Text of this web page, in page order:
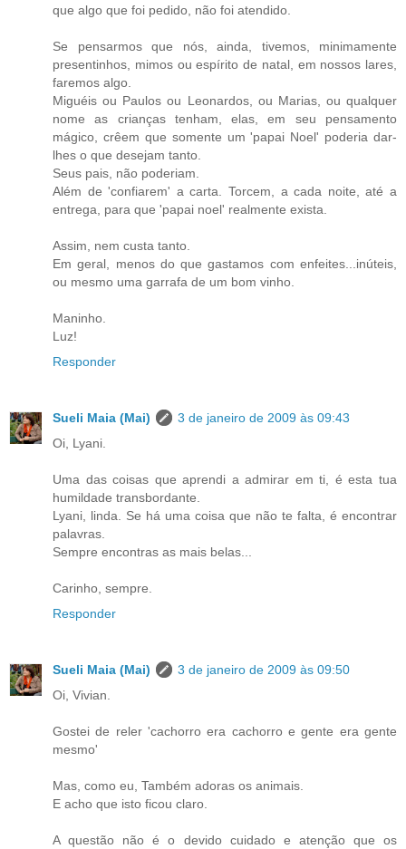
que algo que foi pedido, não foi atendido.
Se pensarmos que nós, ainda, tivemos, minimamente
presentinhos, mimos ou espírito de natal, em nossos lares,
faremos algo.
Miguéis ou Paulos ou Leonardos, ou Marias, ou qualquer
nome as crianças tenham, elas, em seu pensamento
mágico, crêem que somente um 'papai Noel' poderia dar-
lhes o que desejam tanto.
Seus pais, não poderiam.
Além de 'confiarem' a carta. Torcem, a cada noite, até a
entrega, para que 'papai noel' realmente exista.
Assim, nem custa tanto.
Em geral, menos do que gastamos com enfeites...inúteis,
ou mesmo uma garrafa de um bom vinho.
Maninho.
Luz!
Responder
Sueli Maia (Mai)
3 de janeiro de 2009 às 09:43
Oi, Lyani.
Uma das coisas que aprendi a admirar em ti, é esta tua
humildade transbordante.
Lyani, linda. Se há uma coisa que não te falta, é encontrar
palavras.
Sempre encontras as mais belas...
Carinho, sempre.
Responder
Sueli Maia (Mai)
3 de janeiro de 2009 às 09:50
Oi, Vivian.
Gostei de reler 'cachorro era cachorro e gente era gente
mesmo'
Mas, como eu, Também adoras os animais.
E acho que isto ficou claro.
A questão não é o devido cuidado e atenção que os